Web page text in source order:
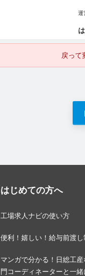
運
戻って
はじめての方へ
工場求人ナビの使い方
便利！嬉しい！給与前渡
マンガで分かる！日総工
門コーディネーターと一